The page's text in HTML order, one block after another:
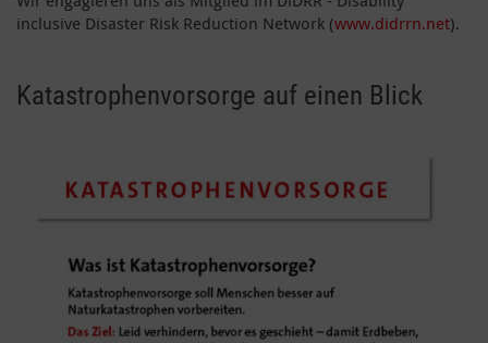
inclusive Disaster Risk Reduction Network (www.didrrn.net).
Katastrophenvorsorge auf einen Blick